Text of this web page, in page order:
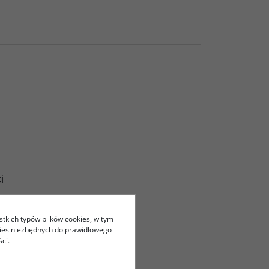
chciał jej ściągnąć.
typów plików cookies, w tym
niezbędnych do prawidłowego